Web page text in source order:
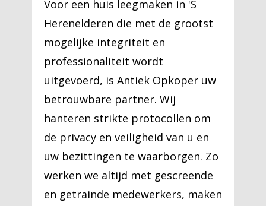
Voor een huis leegmaken in 'S
Herenelderen die met de grootst
mogelijke integriteit en
professionaliteit wordt
uitgevoerd, is Antiek Opkoper uw
betrouwbare partner. Wij
hanteren strikte protocollen om
de privacy en veiligheid van u en
uw bezittingen te waarborgen. Zo
werken we altijd met gescreende
en getrainde medewerkers, maken